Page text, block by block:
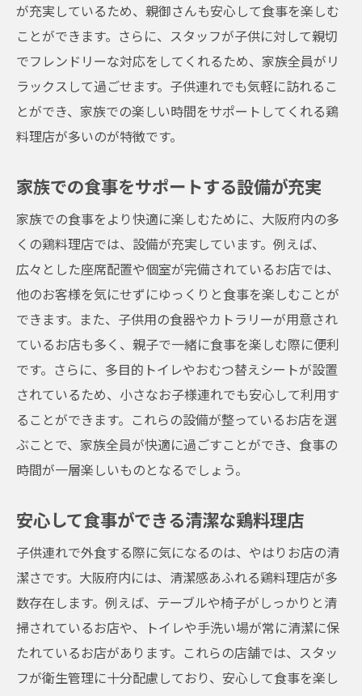
が充実しているため、親御さんも安心して食事を楽しむ
ことができます。さらに、スタッフが子供に対して親切
でフレンドリーな対応をしてくれるため、家族全員がリ
ラックスして過ごせます。子供連れでも気軽に訪れるこ
とができ、家族での楽しい時間をサポートしてくれる鶏
料理店が多いのが特徴です。
家族での食事をサポートする設備が充実
家族での食事をより快適に楽しむために、大阪府内の多
くの鶏料理店では、設備が充実しています。例えば、
広々とした座席配置や個室が完備されているお店では、
他のお客様を気にせずにゆっくりと食事を楽しむことが
できます。また、子供用の食器やカトラリーが用意され
ているお店も多く、親子で一緒に食事を楽しむ際に便利
です。さらに、多目的トイレやおむつ替えシートが設置
されているため、小さなお子様連れでも安心して利用す
ることができます。これらの設備が整っているお店を選
ぶことで、家族全員が快適に過ごすことができ、食事の
時間が一層楽しいものとなるでしょう。
安心して食事ができる清潔な鶏料理店
子供連れで外食する際に気になるのは、やはりお店の清
潔さです。大阪府内には、清潔感あふれる鶏料理店が多
数存在します。例えば、テーブルや椅子がしっかりと清
掃されているお店や、トイレや手洗い場が常に清潔に保
たれているお店があります。これらの店舗では、スタッ
フが衛生管理に十分配慮しており、安心して食事を楽し